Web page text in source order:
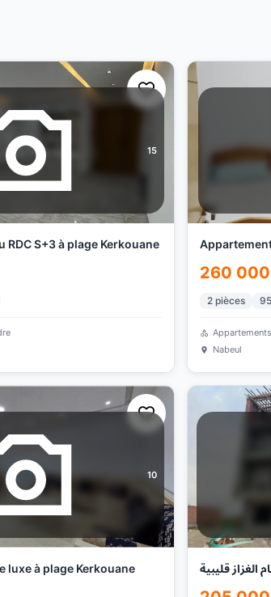
15
RDC S+3 à plage Kerkouane
260 000
2 pièces 95
Nabeul
10
luxe à plage Kerkouane